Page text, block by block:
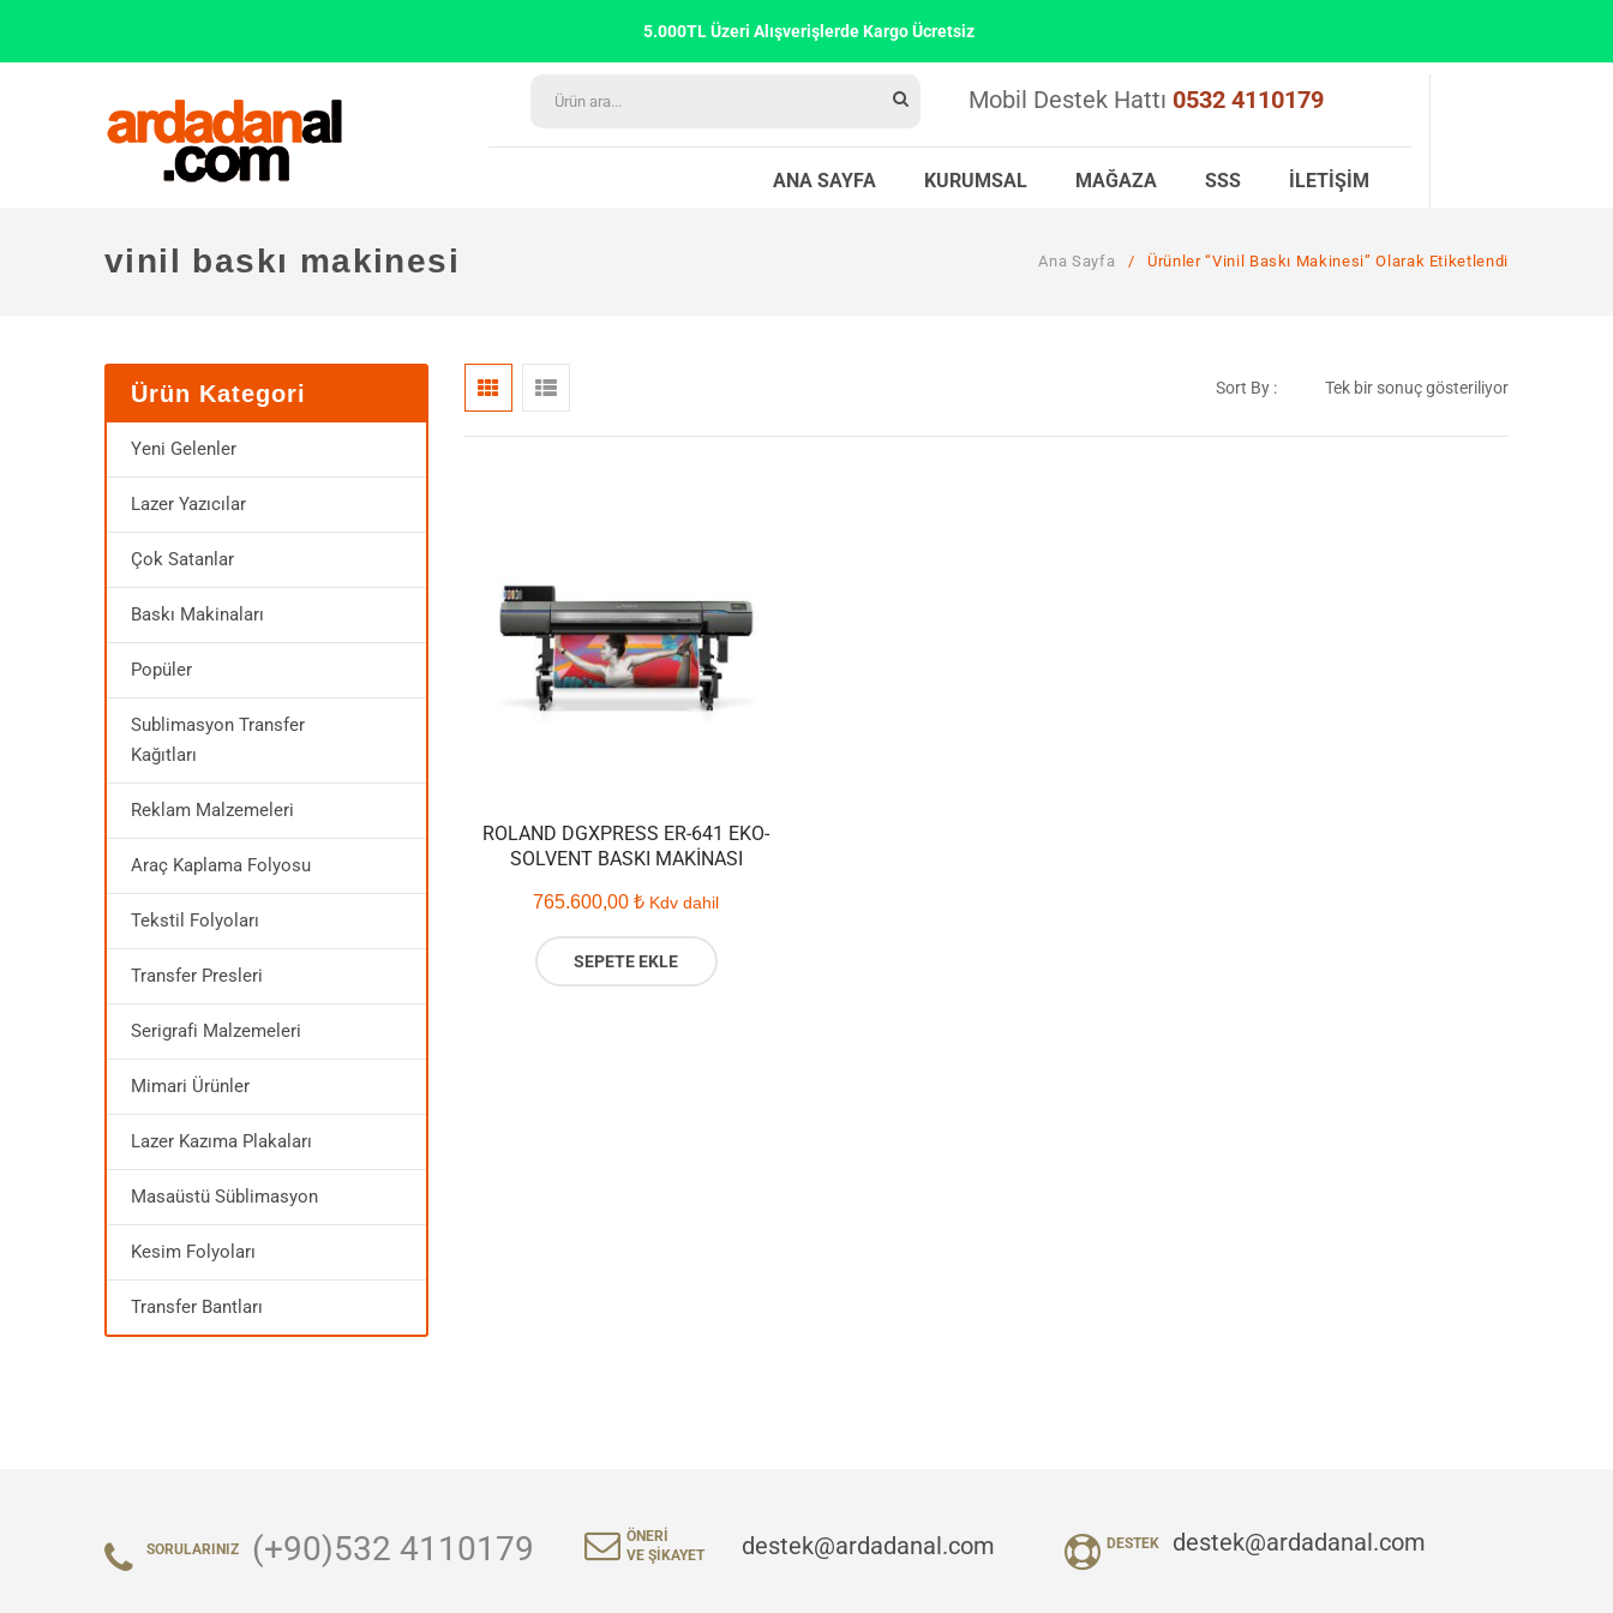
5.000TL Üzeri Alışverişlerde Kargo Ücretsiz
Mobil Destek Hattı 0532 4110179
ANA SAYFA KURUMSAL MAĞAZA SSS İLETIŞIM
vinil baskı makinesi Ana Sayfa / Ürünler “vinil Baskı Makinesi” Olarak Etiketlendi
Ürün Kategori
Yeni Gelenler
Lazer Yazıcılar
Çok Satanlar
Baskı Makinaları
Popüler
Sublimasyon Transfer
Kağıtları
Reklam Malzemeleri
Araç Kaplama Folyosu
Tekstil Folyoları
Transfer Presleri
Serigrafi Malzemeleri
Mimari Ürünler
Lazer Kazıma Plakaları
Masaüstü Süblimasyon
Kesim Folyoları
Transfer Bantları
Tek bir sonuç gösteriliyor
Sort By :
ROLAND DGXPRESS ER-641 EKO-
SOLVENT BASKI MAKINASI
765.600,00₺ Kdv dahil
SEPETE EKLE
SORULARINIZ (+90)532 4110179
ÖNERI
VE ŞIKAYET
destek@ardadanal.com DESTEK destek@ardadanal.com